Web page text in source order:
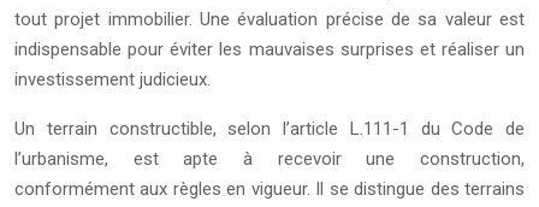
tout projet immobilier. Une évaluation précise de sa valeur est
indispensable pour éviter les mauvaises surprises et réaliser un
investissement judicieux.
Un terrain constructible, selon l’article L.111-1 du Code de
l’urbanisme, est apte à recevoir une construction,
conformément aux règles en vigueur. Il se distingue des terrains